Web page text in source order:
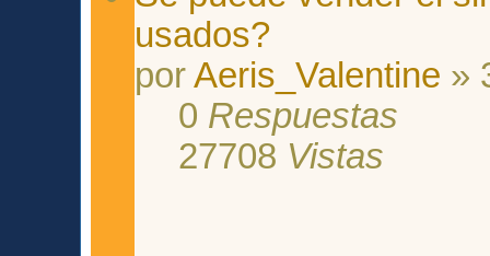
usados?
porAeris_Valentine »
0 Respuestas
27708 Vistas